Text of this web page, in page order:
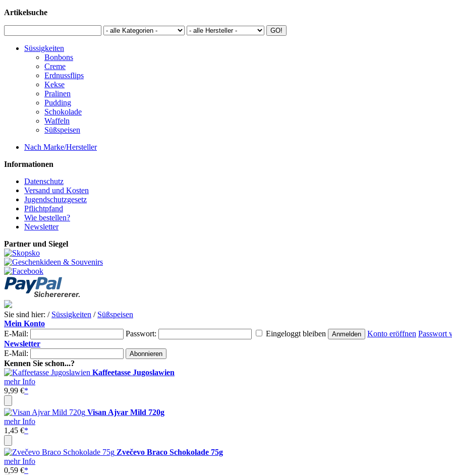
Artikelsuche
Süssigkeiten
Bonbons
Creme
Erdnussflips
Kekse
Pralinen
Pudding
Schokolade
Waffeln
Süßspeisen
Nach Marke/Hersteller
Informationen
Datenschutz
Versand und Kosten
Jugendschutzgesetz
Pflichtpfand
Wie bestellen?
Newsletter
Partner und Siegel
Sie sind hier: / Süssigkeiten / Süßspeisen
Mein Konto
E-Mail:
Passwort: Eingeloggt bleiben Konto eröffnen Passwort
Newsletter
E-Mail:
Kennen Sie schon...?
Kaffeetasse Jugoslawien
mehr Info
9,99 €*
Visan Ajvar Mild 720g
mehr Info
1,45 €*
Zvečevo Braco Schokolade 75g
mehr Info
0,59 €*